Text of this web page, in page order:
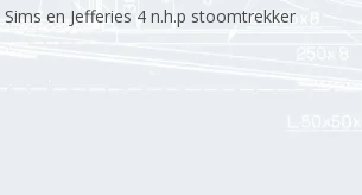
en Jefferies 4 n.h.p stoomtrekker